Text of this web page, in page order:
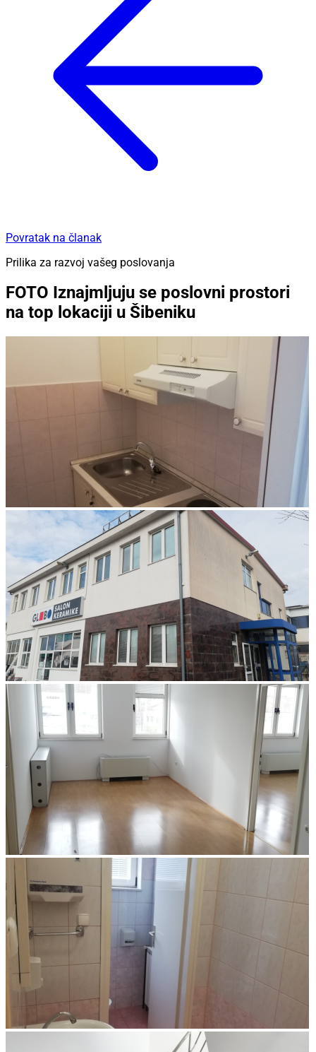
Povratak na članak
Prilika za razvoj vašeg poslovanja
FOTO Iznajmljuju se poslovni prostori
na top lokaciji u Šibeniku